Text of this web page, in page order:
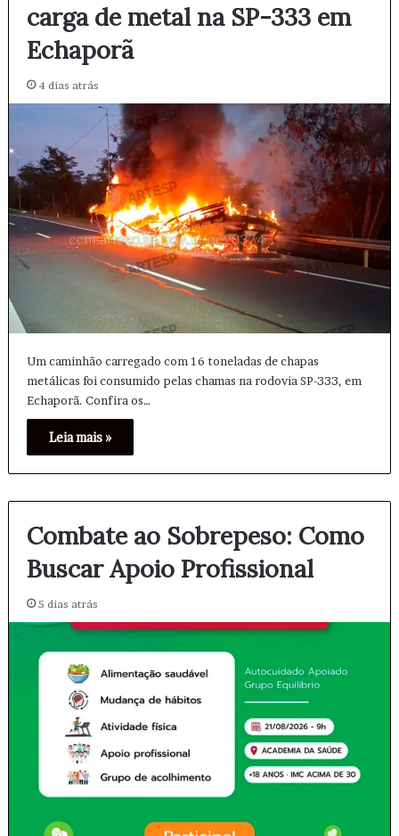
carga de metal na SP-333 em
Echaporã
4 dias atrás
Um caminhão carregado com 16 toneladas de chapas
metálicas foi consumido pelas chamas na rodovia SP-333, em
Echaporã. Confira os…
Leia mais »
Combate ao Sobrepeso: Como
Buscar Apoio Profissional
5 dias atrás